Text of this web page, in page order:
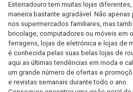
Esterradouro tem muitas lojas
maneira bastante agradável. Não
nos supermercados familiares, mas
bricolage, computadores ou móveis em
ferragens, lojas de eletrónica e lojas de
é conhecida pelas suas belas lojas de
aqui as últimas tendências em moda e
um grande número de ofertas e
e revistas semanais durante todo o ano.